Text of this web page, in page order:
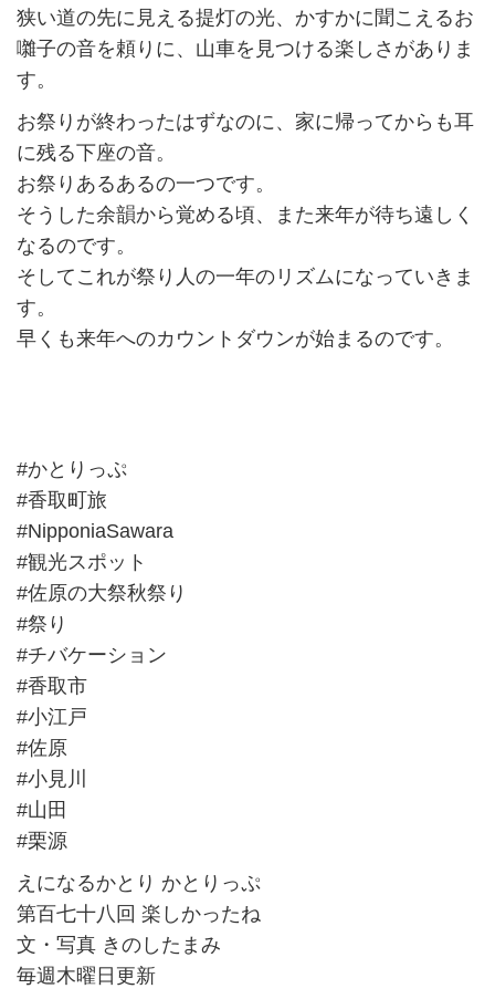
狭い道の先に見える提灯の光、かすかに聞こえるお
囃子の音を頼りに、山車を見つける楽しさがありま
す。
お祭りが終わったはずなのに、家に帰ってからも耳
に残る下座の音。
お祭りあるあるの一つです。
そうした余韻から覚める頃、また来年が待ち遠しく
なるのです。
そしてこれが祭り人の一年のリズムになっていきま
す。
早くも来年へのカウントダウンが始まるのです。
#かとりっぷ
#香取町旅
#NipponiaSawara
#観光スポット
#佐原の大祭秋祭り
#祭り
#チバケーション
#香取市
#小江戸
#佐原
#小見川
#山田
#栗源
えになるかとり かとりっぷ
第百七十八回 楽しかったね
文・写真 きのしたまみ
毎週木曜日更新